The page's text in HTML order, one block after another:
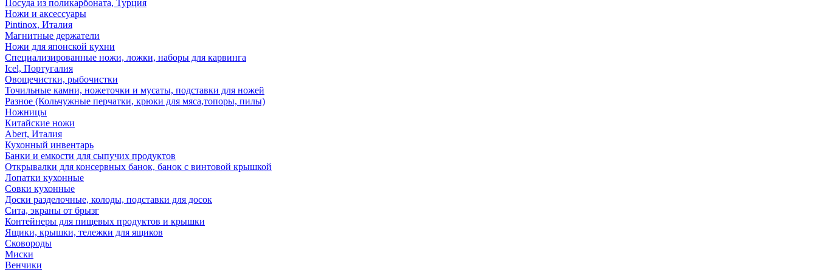
Посуда из поликарбоната, Турция
Ножи и аксессуары
Pintinox, Италия
Магнитные держатели
Ножи для японской кухни
Специализированные ножи, ложки, наборы для карвинга
Icel, Португалия
Овощечистки, рыбочистки
Точильные камни, ножеточки и мусаты, подставки для ножей
Разное (Кольчужные перчатки, крюки для мяса,топоры, пилы)
Ножницы
Китайские ножи
Abert, Италия
Кухонный инвентарь
Банки и емкости для сыпучих продуктов
Открывалки для консервных банок, банок с винтовой крышкой
Лопатки кухонные
Совки кухонные
Доски разделочные, колоды, подставки для досок
Сита, экраны от брызг
Контейнеры для пищевых продуктов и крышки
Ящики, крышки, тележки для ящиков
Сковороды
Миски
Венчики